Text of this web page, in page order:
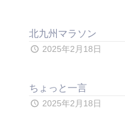
北九州マラソン
2025年2月18日
ちょっと一言
2025年2月18日